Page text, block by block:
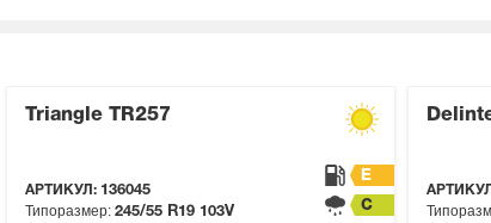
Triangle TR257
АРТИКУЛ: 136045
Типоразмер: 245/55 R19 103V
E
C